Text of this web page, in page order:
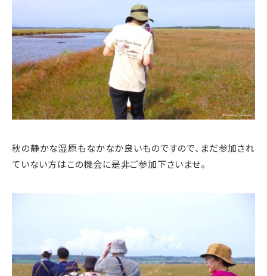
秋の静かな湿原もなかなか良いものですので、まだ参加され
ていない方はこの機会に是非ご参加下さいませ。